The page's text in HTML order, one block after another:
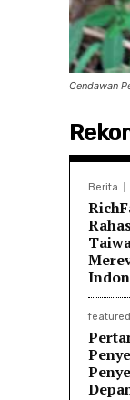
Cendawan
Berita
featured